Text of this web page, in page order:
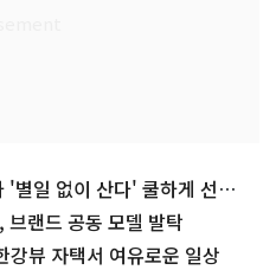
'별일 없이 산다' 쿨하게 선곡
랜드 공동 모델 발탁
뷰 자택서 여유로운 일상